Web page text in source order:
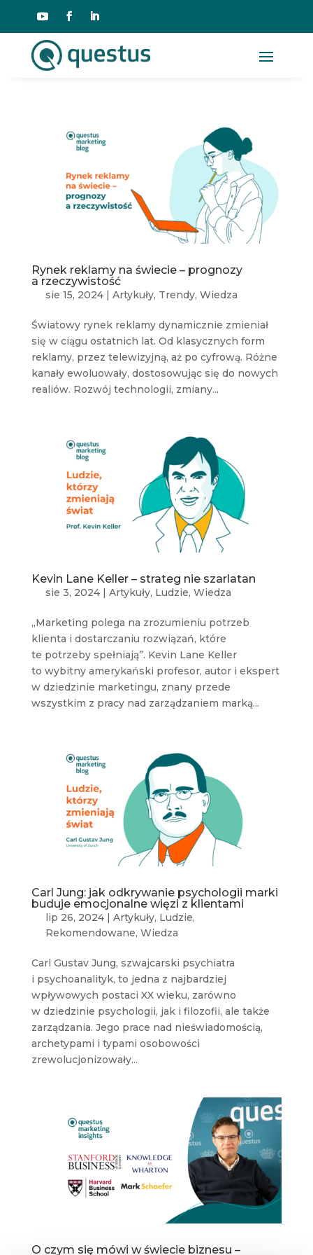
Rynek reklamy na świecie – prognozy
a rzeczywistość
sie 15, 2024| Artykuły, Trendy, Wiedza
Światowy rynek reklamy dynamicznie zmieniał
się w ciągu ostatnich lat. Od klasycznych form
reklamy, przez telewizyjną, aż po cyfrową. Różne
kanały ewoluowały, dostosowując się do nowych
realiów. Rozwój technologii, zmiany...
Kevin Lane Keller – strateg nie szarlatan
sie 3, 2024| Artykuły, Ludzie, Wiedza
„Marketing polega na zrozumieniu potrzeb
klienta i dostarczaniu rozwiązań, które
te potrzeby spełniają”. Kevin Lane Keller
to wybitny amerykański profesor, autor i ekspert
w dziedzinie marketingu, znany przede
wszystkim z pracy nad zarządzaniem marką...
Carl Jung: jak odkrywanie psychologii marki
buduje emocjonalne więzi z klientami
lip 26, 2024| Artykuły, Ludzie,
Rekomendowane, Wiedza
Carl Gustav Jung, szwajcarski psychiatra
i psychoanalityk, to jedna z najbardziej
wpływowych postaci XX wieku, zarówno
w dziedzinie psychologii, jak i filozofii, ale także
zarządzania. Jego prace nad nieświadomością,
archetypami i typami osobowości
zrewolucjonizowały...
O czym się mówi w świecie biznesu –